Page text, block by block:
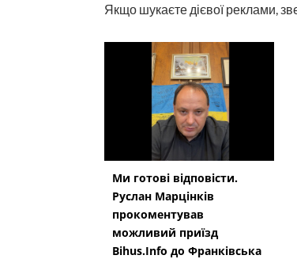
Якщо шукаєте дієвої реклами,
Ми готові відповісти.
Руслан Марцінків
прокоментував
можливий приїзд
Bihus.Info до Франківська